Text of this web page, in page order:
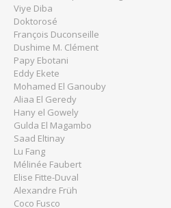
Viye Diba
Doktorosé
François Duconseille
Dushime M. Clément
Papy Ebotani
Eddy Ekete
Mohamed El Ganouby
Aliaa El Geredy
Hany el Gowely
Gulda El Magambo
Saad Eltinay
Lu Fang
Mélinée Faubert
Elise Fitte-Duval
Alexandre Früh
Coco Fusco